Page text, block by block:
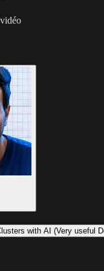
with AI (Very useful